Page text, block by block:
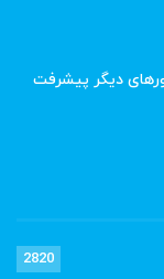
دیگر پیشرفت
2820